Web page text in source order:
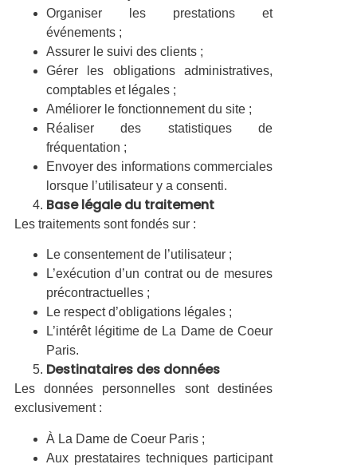
Organiser les prestations et
événements ;
Assurer le suivi des clients ;
Gérer les obligations administratives,
comptables et légales ;
Améliorer le fonctionnement du site ;
Réaliser des statistiques de
fréquentation ;
Envoyer des informations commerciales
lorsque l’utilisateur y a consenti.
Base légale du traitement
Les traitements sont fondés sur :
Le consentement de l’utilisateur ;
L’exécution d’un contrat ou de mesures
précontractuelles ;
Le respect d’obligations légales ;
L’intérêt légitime de La Dame de Coeur
Paris.
Destinataires des données
Les données personnelles sont destinées
exclusivement :
À La Dame de Coeur Paris ;
Aux prestataires techniques participant